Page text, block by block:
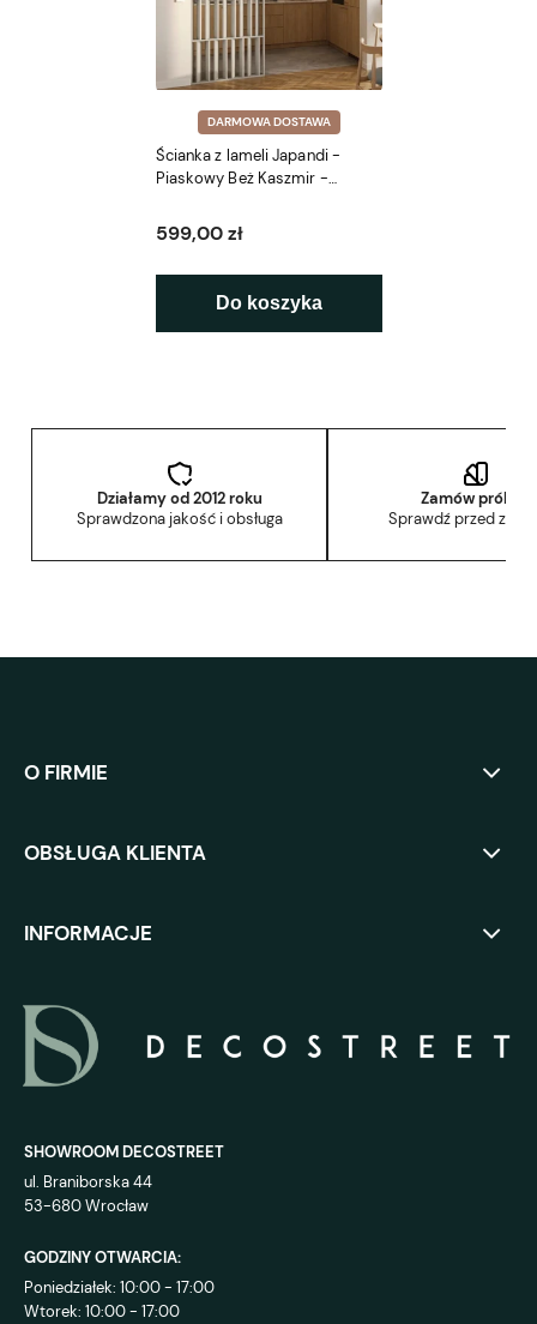
DARMOWA DOSTAWA
Ścianka z lameli Japandi -
Piaskowy Beż Kaszmir -
599,00 zł
Do koszyka
Działamy od 2012 roku
Sprawdzona jakość i obsługa
Zamów próbkę
Sprawdź przed
O FIRMIE
OBSŁUGA KLIENTA
INFORMACJE
SHOWROOM DECOSTREET
ul. Braniborska 44
53-680 Wrocław
GODZINY OTWARCIA:
Poniedziałek: 10:00 - 17:00
Wtorek: 10:00 - 17:00